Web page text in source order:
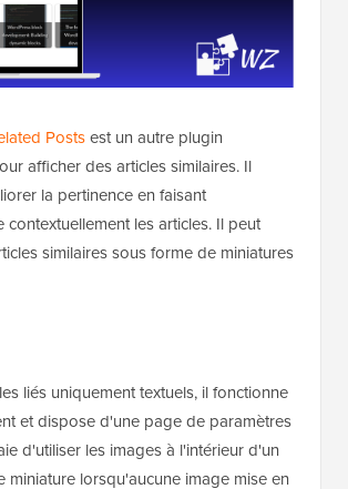
Postsest un autre plugin
afficher des articles similaires. Il
la pertinence en faisant
les articles. Il peut
similaires sous forme de miniatures
liés uniquement textuels, il fonctionne
et dispose d'une page de paramètres
d'utiliser les images à l'intérieur d'un
miniature lorsqu'aucune image mise en